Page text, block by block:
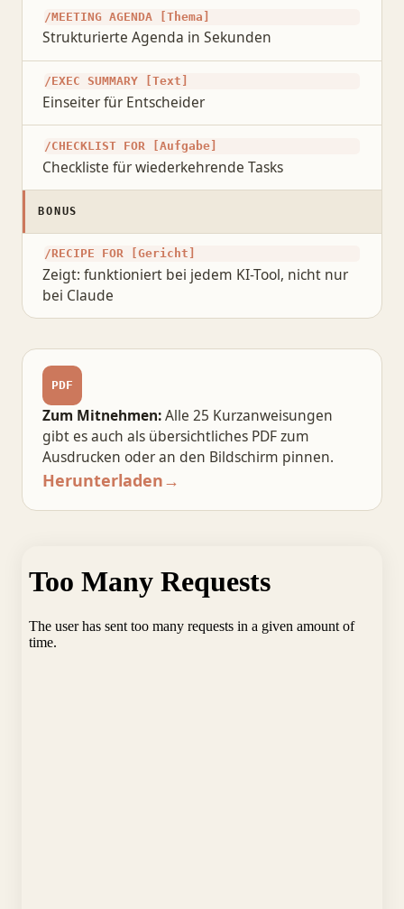
/MEETING AGENDA [Thema]
Strukturierte Agenda in Sekunden
/EXEC SUMMARY [Text]
Einseiter für Entscheider
/CHECKLIST FOR [Aufgabe]
Checkliste für wiederkehrende Tasks
BONUS
/RECIPE FOR [Gericht]
Zeigt: funktioniert bei jedem KI-Tool, nicht nur
bei Claude
PDF
Zum Mitnehmen:Alle 25 Kurzanweisungen
gibt es auch als übersichtliches PDF zum
Ausdrucken oder an den Bildschirm pinnen.
Herunterladen→